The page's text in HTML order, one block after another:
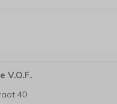
V.O.F.
40